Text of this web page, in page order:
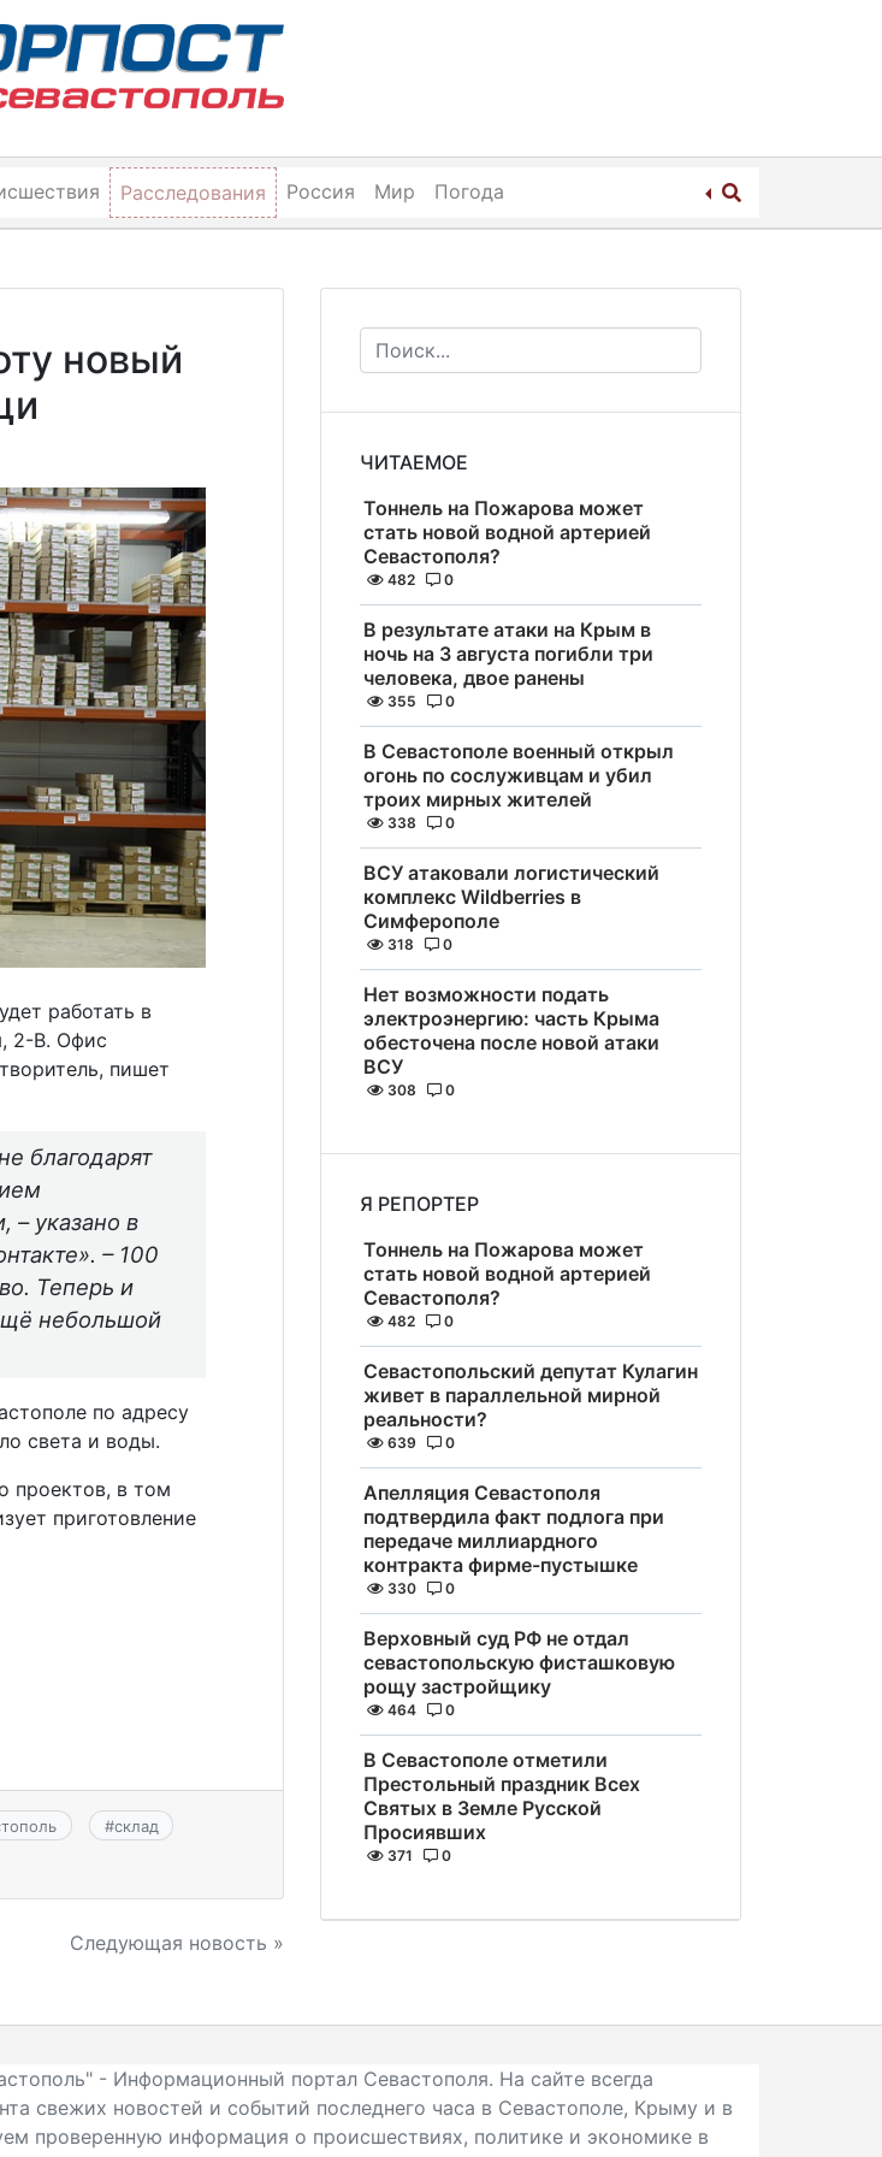
Расследования Россия Мир Погода
новый
работать в
2-В. Офис
пишет
благодарят
– указано в
– 100
Теперь и
небольшой
по адресу
света и воды.
проектов, в том
приготовление
#склад
Следующая новость »
ЧИТАЕМОЕ
Тоннель на Пожарова может
стать новой водной артерией
Севастополя?
482 0
В результате атаки на Крым в
ночь на 3 августа погибли три
человека, двое ранены
355 0
В Севастополе военный открыл
огонь по сослуживцам и убил
троих мирных жителей
338 0
ВСУ атаковали логистический
комплекс Wildberries в
Симферополе
318 0
Нет возможности подать
электроэнергию: часть Крыма
обесточена после новой атаки
ВСУ
308 0
Я РЕПОРТЕР
Тоннель на Пожарова может
стать новой водной артерией
Севастополя?
482 0
Севастопольский депутат Кулагин
живет в параллельной мирной
реальности?
639 0
Апелляция Севастополя
подтвердила факт подлога при
передаче миллиардного
контракта фирме-пустышке
330 0
Верховный суд РФ не отдал
севастопольскую фисташковую
рощу застройщику
464 0
В Севастополе отметили
Престольный праздник Всех
Святых в Земле Русской
Просиявших
371 0
- Информационный портал Севастополя. На сайте всегда
свежих новостей и событий последнего часа в Севастополе, Крыму и в
проверенную информация о происшествиях, политике и экономике в